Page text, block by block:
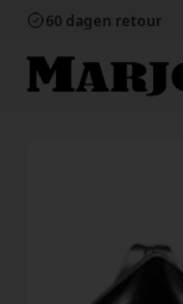
60 dagen retour
Ecommerce
100% nikkelvrij
60 dagen retour